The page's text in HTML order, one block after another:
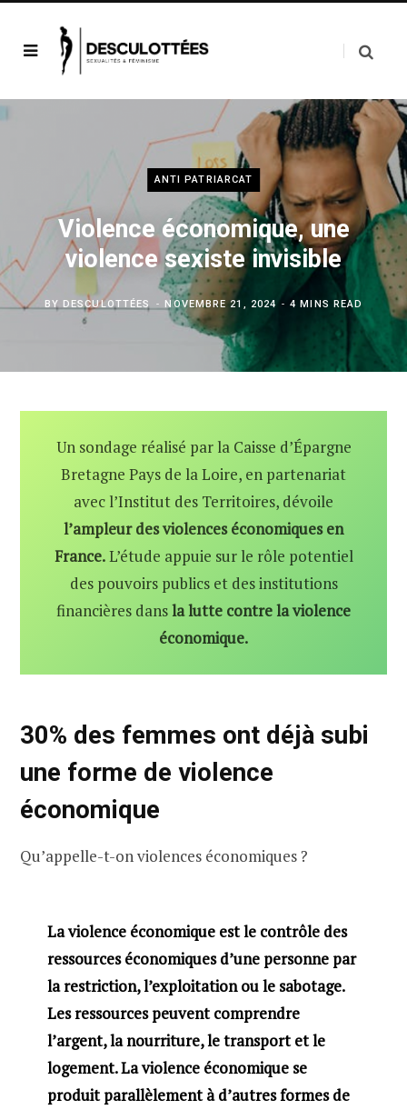
ANTI PATRIARCAT
Violence économique, une
violence sexiste invisible
BY DESCULOTTÉES NOVEMBRE 21, 2024 4 MINS READ
Un sondage réalisé par la Caisse d’Épargne
Bretagne Pays de la Loire, en partenariat
avec l’Institut des Territoires, dévoile
l’ampleur des violences économiques en
France.L’étude appuie sur le rôle potentiel
des pouvoirs publics et des institutions
financières dansla lutte contre la violence
économique.
30% des femmes ont déjà subi
une forme de violence
économique
Qu’appelle-t-on violences économiques ?
La violence économique est le contrôle des
ressources économiques d’une personne par
la restriction, l’exploitation ou le sabotage.
Les ressources peuvent comprendre
l’argent, la nourriture, le transport et le
logement. La violence économique se
produit parallèlement à d’autres formes de